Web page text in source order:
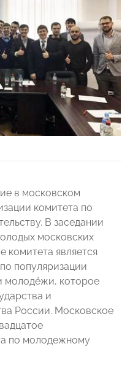
в московском
комитета по
В заседании
московских
комитета является
популяризации
молодёжи, которое
и
России. Московское
по молодежному